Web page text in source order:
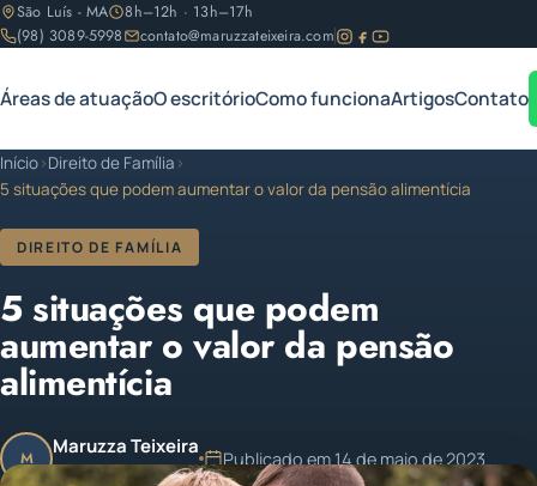
São Luís - MA
8h–12h · 13h–17h
(98) 3089-5998
contato@maruzzateixeira.com
Áreas de atuaçãoO escritórioComo funcionaArtigosContato
Início›Direito de Família ›
5 situações que podem aumentar o valor da pensão alimentícia
DIREITO DE FAMÍLIA
5 situações que podem
aumentar o valor da pensão
alimentícia
M Maruzza Teixeira
OAB/MA 11.810
Publicado em 14 de maio de 2023